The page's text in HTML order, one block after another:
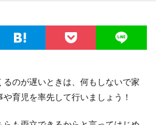
のが遅いときは、何もしないで家
育児を率先して行いましょう！